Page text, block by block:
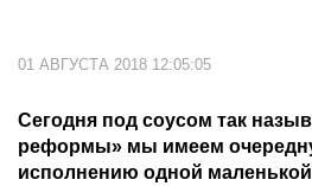
01 АВГУСТА 2018 12:05:05
Сегодня под соусом так
реформы» мы имеем
исполнению одной